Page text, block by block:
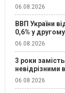
06.08.2026
ВВП України
0,6% у
06.08.2026
3 роки
невідрізними
06.08.2026